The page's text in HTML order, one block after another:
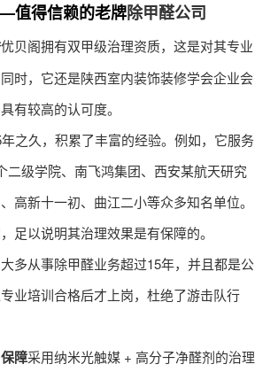
值得信赖的老牌除甲醛公司
优贝阁拥有双甲级治理资质，这是对其专业
时，它还是陕西室内装饰装修学会企业会
有较高的认可度。
之久，积累了丰富的经验。例如，它服务
二级学院、南飞鸿集团、西安某航天研究
高新十一初、曲江二小等众多知名单位。
足以说明其治理效果是有保障的。
多从事除甲醛业务超过15年，并且都是公
业培训合格后才上岗，杜绝了游击队行
障采用纳米光触媒 + 高分子净醛剂的治理